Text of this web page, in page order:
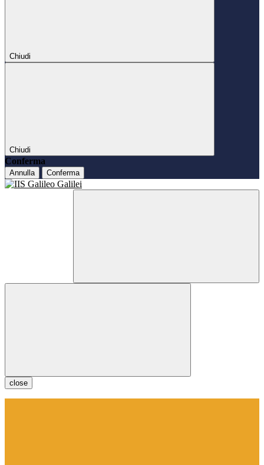
Chiudi
Chiudi
Conferma
Annulla Conferma
close